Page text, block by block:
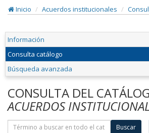
Inicio
Acuerdos institucionales
Información
Consulta catálogo
Búsqueda avanzada
CONSULTA DEL
ACUERDOS
Buscar